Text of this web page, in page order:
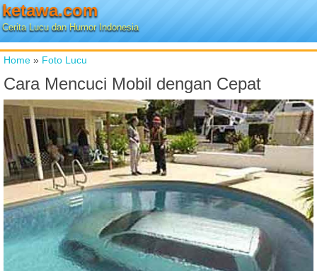
ketawa.com
Cerita Lucu dan Humor Indonesia
Home » Foto Lucu
Cara Mencuci Mobil dengan Cepat